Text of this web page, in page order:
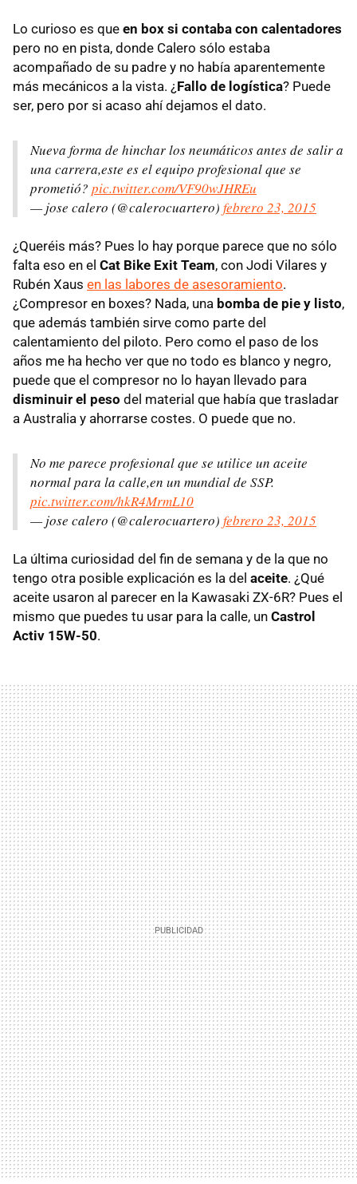
Lo curioso es que en box si contaba con calentadores
pero no en pista, donde Calero sólo estaba
acompañado de su padre y no había aparentemente
más mecánicos a la vista. ¿ Fallo de logística? Puede
ser, pero por si acaso ahí dejamos el dato.
Nueva forma de hinchar los neumáticos antes de salir a
una carrera,este es el equipo profesional que se
prometió? pic.twitter.com/VF90wJHREu
— jose calero (@calerocuartero) febrero 23, 2015
¿Queréis más? Pues lo hay porque parece que no sólo
falta eso en el Cat Bike Exit Team, con Jodi Vilares y
Rubén Xaus en las labores de asesoramiento.
¿Compresor en boxes? Nada, una bomba de pie y listo,
que además también sirve como parte del
calentamiento del piloto. Pero como el paso de los
años me ha hecho ver que no todo es blanco y negro,
puede que el compresor no lo hayan llevado para
disminuir el peso del material que había que trasladar
a Australia y ahorrarse costes. O puede que no.
No me parece profesional que se utilice un aceite
normal para la calle,en un mundial de SSP.
pic.twitter.com/hkR4MrmL10
— jose calero (@calerocuartero) febrero 23, 2015
La última curiosidad del fin de semana y de la que no
tengo otra posible explicación es la del aceite. ¿Qué
aceite usaron al parecer en la Kawasaki ZX-6R? Pues el
mismo que puedes tu usar para la calle, un Castrol
Activ 15W-50.